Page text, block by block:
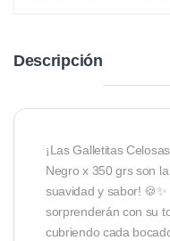
Descripción
¡Las Galletitas
Negro x 350 grs son
suavidad y sabor!
sorprenderán con su
cubriendo cada